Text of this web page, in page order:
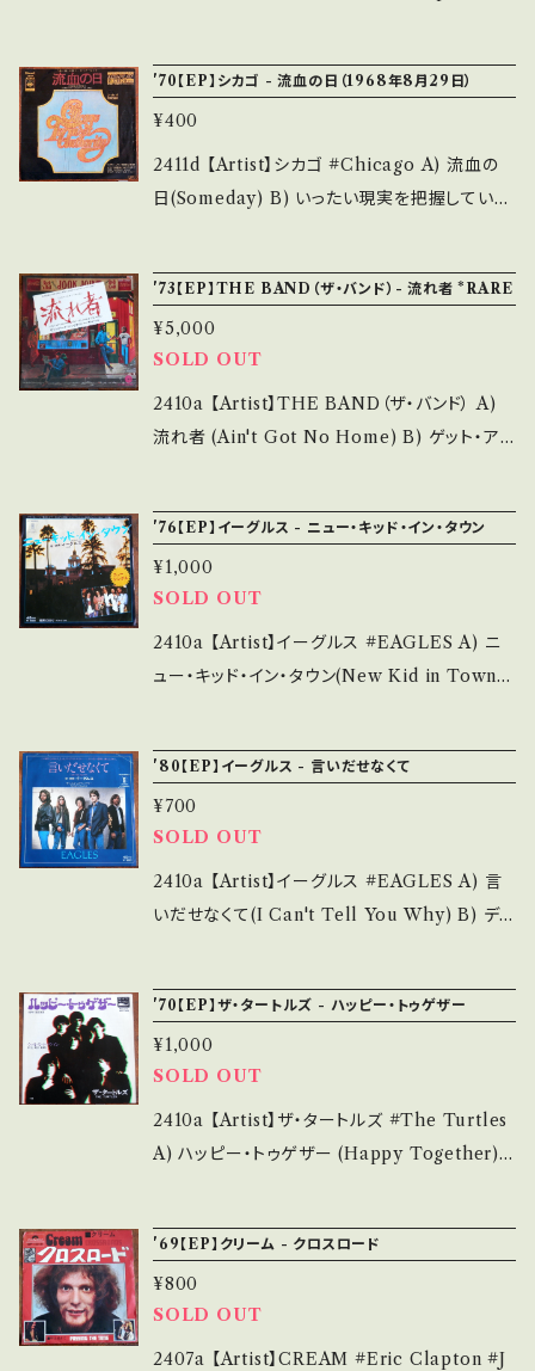
は、About 画面にてご確認ください。 ___
い B・多少痛み・キズなど見られる C・痛み多・
キズ多く痛み多 *その他、+ - で補足しています。
*中古という事をご理解して頂ける方のご購入を
お願い致します。 Please purchase it if you
ご覧ください。 https://onbankutsu.thebase.i
n/items/14252144 お知らせ等は、About 画
米NO.1ヒット!アシッド・フォーク名曲！ 参考視
聴: https://youtu.be/YsX2FhBf9nY?si=O6i
pQkAEx6WmUQDB 【Condition】 Jacket/
Record：B/B (国内盤/Wジャケ) *ジャケ・しわ
封など A・綺麗・キズ等も無く、痛みも薄い B・多
少痛み・キズなど見られる C・痛み多・キズ多く
痛み多 *その他、+ - で補足しています。 *中古と
いう事をご理解して頂ける方のご購入をお願い
致します。 Please purchase it if you under
ださい。 https://onbankutsu.thebase.in/ite
ms/14252144 お知らせ等は、About 画面にて
'70【EP】シカゴ - 流血の日（1968年8月29日）
¥400
2411d 【Artist】シカゴ #Chicago A) 流血の
日(Someday) B) いったい現実を把握している
【Condition】 Jacket/Record：B-/B (国内盤/
Wジャケ) *ジャケ・しわ痛み ___________
______________ 【About the state/状
態説明】 S・新品未開封など A・綺麗・キズ等も
無く、痛みも薄い B・多少痛み・キズなど見られ
る方のご購入をお願い致します。 Please purc
hase it if you understand that it is secon
d hand. *詳しくは ■■■状態・説明 / 発送に
ついて■■■ をご覧ください。 https://onbank
utsu.thebase.in/items/14252144 お知らせ
'73【EP】THE BAND（ザ・バンド）- 流れ者 *RARE
¥5,000
SOLD OUT
2410a 【Artist】THE BAND（ザ・バンド） A)
流れ者 (Ain't Got No Home) B) ゲット・アッ
P"ムーンドッグ・マチネー(Moondog Matine
e)"よりCUT クラレンス・フロッグマン・ヘンリー
(CLARENCE HENRY)カヴァー！ 参考視聴:
https://youtu.be/D-lAe9VmQg4?si=QoYD
MQIstexzSFWU 【Condition】 Jacket/Re
e/状態説明】 S・新品未開封など A・綺麗・キズ
等も無く、痛みも薄い B・多少痛み・キズなど見
られる C・痛み多・キズ多く痛み多 *その他、+ -
で補足しています。 *中古という事をご理解して
頂ける方のご購入をお願い致します。 Please p
送について■■■ をご覧ください。 https://on
bankutsu.thebase.in/items/14252144 お知
らせ等は、About 画面にてご確認ください。 __
'76【EP】イーグルス - ニュー・キッド・イン・タウン
¥1,000
SOLD OUT
2410a 【Artist】イーグルス #EAGLES A) ニ
ュー・キッド・イン・タウン(New Kid in Town)
P"ホテル・カリフォルニア"より先行シングル！ 参
考視聴: https://youtu.be/82l2L_v4wAU?si
=2zEfFUOBTVXbi82j 【Condition】 Jac
ket/Record：B/A- (国内盤) *ジャケしみ ___
______________________ 【About
など見られる C・痛み多・キズ多く痛み多 *その
他、+ - で補足しています。 *中古という事をご理
解して頂ける方のご購入をお願い致します。 Ple
ase purchase it if you understand that it
is second hand. *詳しくは ■■■状態・説明
お知らせ等は、About 画面にてご確認ください。
___
'80【EP】イーグルス - 言いだせなくて
¥700
SOLD OUT
2410a 【Artist】イーグルス #EAGLES A) 言
いだせなくて(I Can't Tell You Why) B) ディ
ーナー *LP"ホテル・カリフォルニア"よりCUT！
ティモシー・シュミットが歌うAORメロウ名曲！
参考視聴: https://youtu.be/Odcn6qk94bs?
si=iT2fFSVaQ8gGwIyk 【Condition】 Jack
et/Record：B/A- (国内盤) *ジャケ右上折れ痕
A・綺麗・キズ等も無く、痛みも薄い B・多少痛
み・キズなど見られる C・痛み多・キズ多く痛み
多 *その他、+ - で補足しています。 *中古という
事をご理解して頂ける方のご購入をお願い致し
'70【EP】ザ・タートルズ - ハッピー・トゥゲザー
¥1,000
SOLD OUT
2410a 【Artist】ザ・タートルズ #The Turtles
A) ハッピー・トゥゲザー (Happy Together)
1 / KING *67年全米1位大ヒット！様々な映画
で流れます。 参考視聴: https://youtu.be/9ZE
URntrQOg?si=ZqI-ZdL_8Dp3bqCe 【Con
dition】 Jacket/Record：B+/A- (国内再発盤/
'69【EP】クリーム - クロスロード
¥800
SOLD OUT
2407a 【Artist】CREAM #Eric Clapton #J